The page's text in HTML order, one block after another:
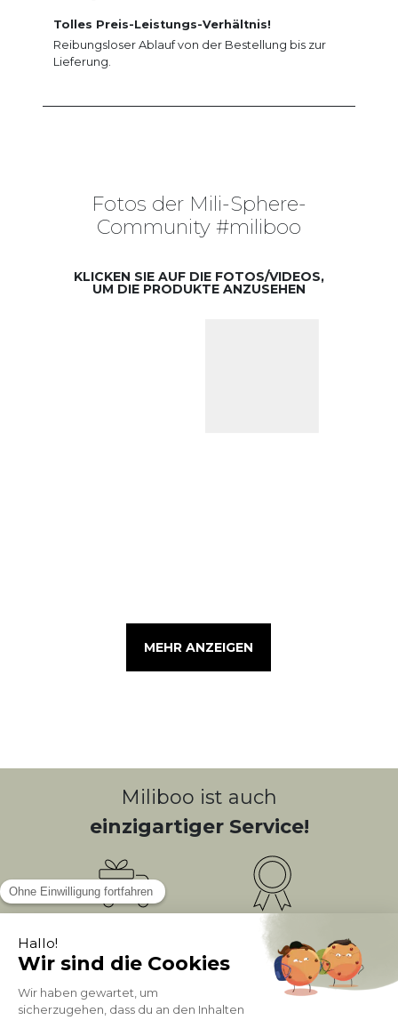
Tolles Preis-Leistungs-Verhältnis!
Reibungsloser Ablauf von der Bestellung bis zur
Lieferung.
Fotos der Mili-Sphere-
Community #miliboo
KLICKEN SIE AUF DIE FOTOS/VIDEOS,
UM DIE PRODUKTE ANZUSEHEN
MEHR ANZEIGEN
Miliboo ist auch
einzigartiger Service!
Bonusprogramm
PUNKTE = 5